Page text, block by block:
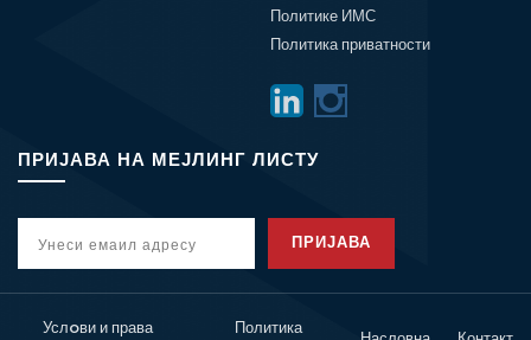
Политике ИМС
Политика приватности
ПРИЈАВА НА МЕЈЛИНГ ЛИСТУ
ПРИЈАВА
Услoви и права
Политика